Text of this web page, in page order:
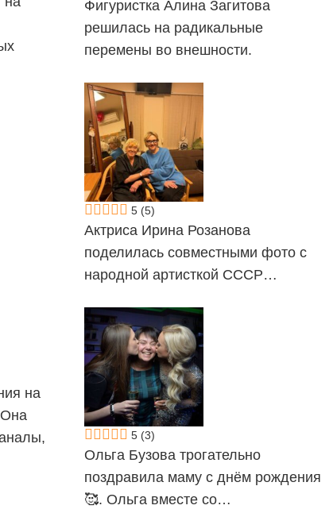
на
Она
Фигуристка Алина Загитова
решилась на радикальные
перемены во внешности.
5 (5)
Актриса Ирина Розанова
поделилась совместными фото с
народной артисткой СССР…
5 (3)
Ольга Бузова трогательно
поздравила маму с днём рождения
🥰. Ольга вместе со…